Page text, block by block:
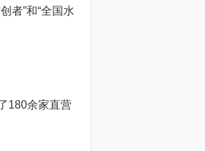
者”和“全国水
180余家直营